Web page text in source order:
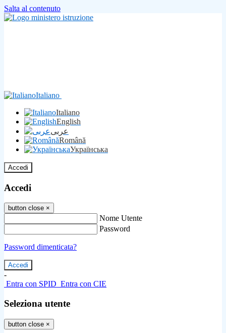
Salta al contenuto
Italiano
Italiano
English
عربى
Română
Українська
Accedi
Accedi
button close ×
Nome Utente
Password
Password dimenticata?
-
Entra con SPID Entra con CIE
Seleziona utente
button close ×